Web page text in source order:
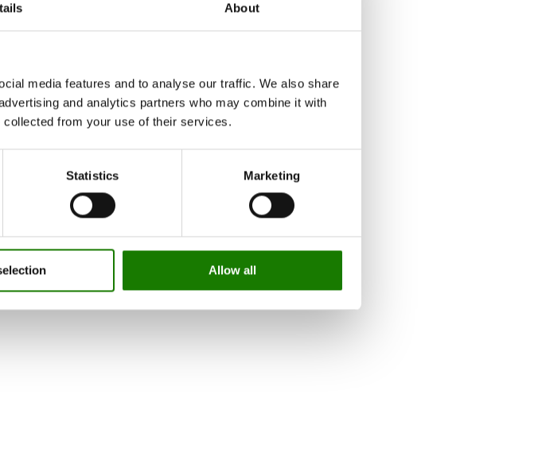
About
media features and to analyse our traffic. We also share
and analytics partners who may combine it with
collected from your use of their services.
Statistics Marketing
Allow all